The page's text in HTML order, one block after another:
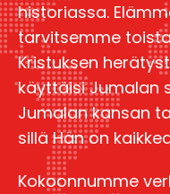
historiassa.
tarvitsemme
Kristuksen
käyttäisi Jumalan
Jumalan kansan
sillä Hän on
Kokoonnumme